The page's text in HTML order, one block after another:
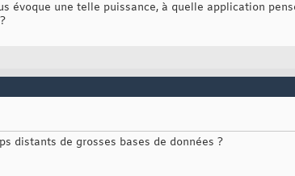
évoque une telle puissance, à quelle application
distants de grosses bases de données ?